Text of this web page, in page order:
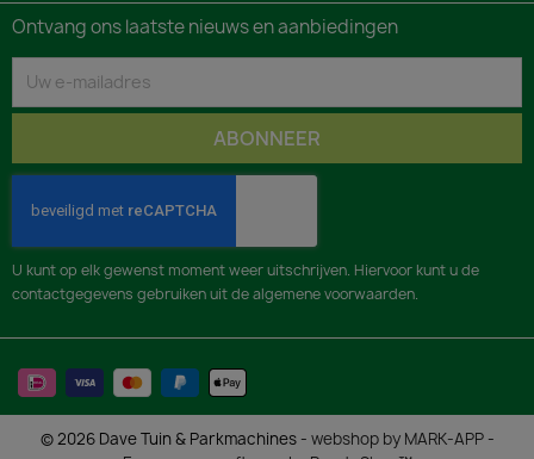
Ontvang ons laatste nieuws en aanbiedingen
U kunt op elk gewenst moment weer uitschrijven. Hiervoor kunt u de
contactgegevens gebruiken uit de algemene voorwaarden.
© 2026 Dave Tuin & Parkmachines - webshop by MARK-APP-